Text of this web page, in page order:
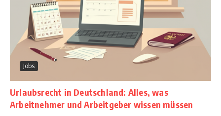
Jobs
Urlaubsrecht in Deutschland: Alles, was
Arbeitnehmer und Arbeitgeber wissen müssen